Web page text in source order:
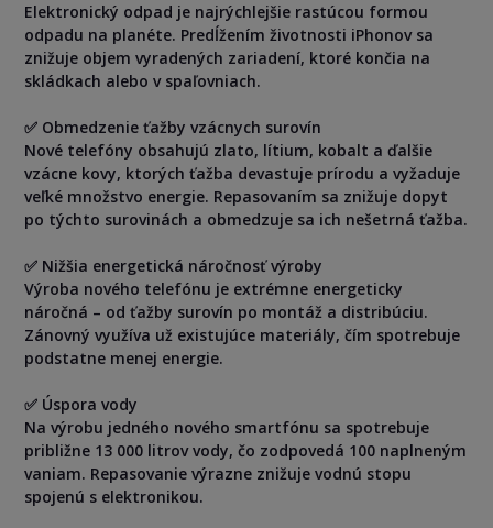
Elektronický odpad je najrýchlejšie rastúcou formou
odpadu na planéte. Predĺžením životnosti iPhonov sa
znižuje objem vyradených zariadení, ktoré končia na
skládkach alebo v spaľovniach.
✅ Obmedzenie ťažby vzácnych surovín
Nové telefóny obsahujú zlato, lítium, kobalt a ďalšie
vzácne kovy, ktorých ťažba devastuje prírodu a vyžaduje
veľké množstvo energie. Repasovaním sa znižuje dopyt
po týchto surovinách a obmedzuje sa ich nešetrná ťažba.
✅ Nižšia energetická náročnosť výroby
Výroba nového telefónu je extrémne energeticky
náročná – od ťažby surovín po montáž a distribúciu.
Zánovný využíva už existujúce materiály, čím spotrebuje
podstatne menej energie.
✅ Úspora vody
Na výrobu jedného nového smartfónu sa spotrebuje
približne 13 000 litrov vody, čo zodpovedá 100 naplneným
vaniam. Repasovanie výrazne znižuje vodnú stopu
spojenú s elektronikou.